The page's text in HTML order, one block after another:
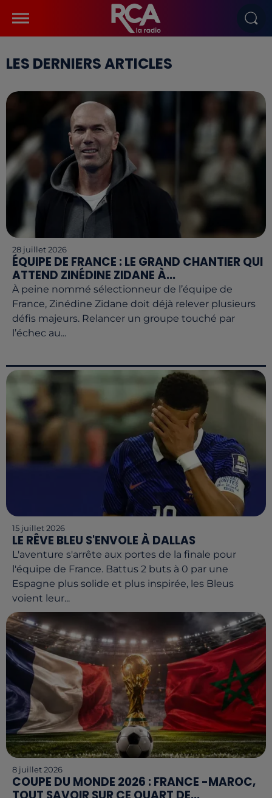
LES DERNIERS ARTICLES
28 juillet 2026
ÉQUIPE DE FRANCE : LE GRAND CHANTIER QUI
ATTEND ZINÉDINE ZIDANE À...
À peine nommé sélectionneur de l’équipe de
France, Zinédine Zidane doit déjà relever plusieurs
défis majeurs. Relancer un groupe touché par
l’échec au...
15 juillet 2026
LE RÊVE BLEU S'ENVOLE À DALLAS
L'aventure s'arrête aux portes de la finale pour
l'équipe de France. Battus 2 buts à 0 par une
Espagne plus solide et plus inspirée, les Bleus
voient leur...
8 juillet 2026
COUPE DU MONDE 2026 : FRANCE -MAROC,